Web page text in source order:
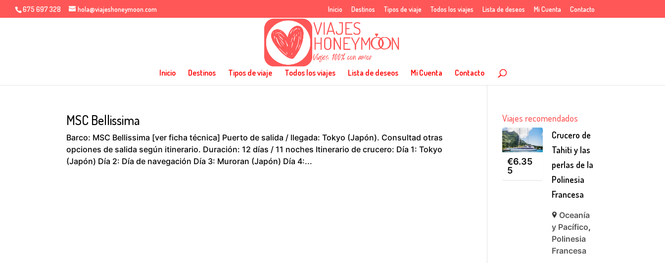
675 697 328 hola@viajeshoneymoon.com Inicio Destinos Tipos de viaje Todos los viajes Lista de deseos Mi Cuenta Contacto
Inicio Destinos Tipos de viaje Todos los viajes Lista de deseos Mi Cuenta Contacto
MSC Bellissima
Barco: MSC Bellissima [ver ficha técnica] Puerto de salida / llegada: Tokyo (Japón). Consultad otras
opciones de salida según itinerario. Duración: 12 días / 11 noches Itinerario de crucero: Día 1: Tokyo
(Japón) Día 2: Día de navegación Día 3: Muroran (Japón) Día 4:...
Viajes recomendados
€6.35
5
Crucero de
Tahiti y las
perlas de la
Polinesia
Francesa
Oceanía
y Pacífico,
Polinesia
Francesa